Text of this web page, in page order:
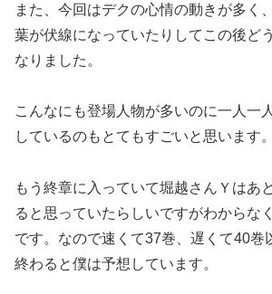
また、今回はデクの心情の動きが多く
葉が伏線になっていたりしてこの後ど
なりました。
こんなにも登場人物が多いのに一人一
しているのもとてもすごいと思います。
もう終章に入っていて堀越さんＹはあ
ると思っていたらしいですがわからな
です。なので速くて37巻、遅くて40巻
終わると僕は予想しています。